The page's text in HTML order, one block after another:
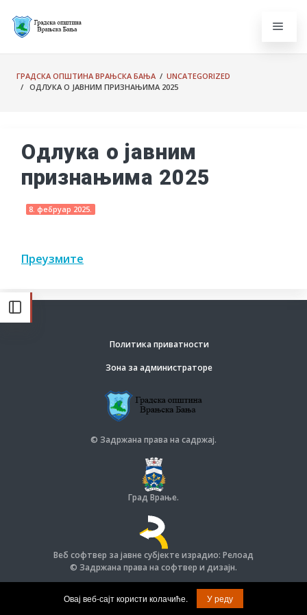
ГРАДСКА ОПШТИНА ВРАЊСКА БАЊА / UNCATEGORIZED
/ ОДЛУКА О ЈАВНИМ ПРИЗНАЊИМА 2025
Одлука о јавним
признањима 2025
8. фебруар 2025.
Преузмите
Политика приватности
Зона за администраторе
© Задржана права на садржај.
Град Врање.
Веб софтвер за јавне субјекте израдио: Релоад
© Задржана права на софтвер и дизајн.
Овај веб-сајт користи колачиће. У реду